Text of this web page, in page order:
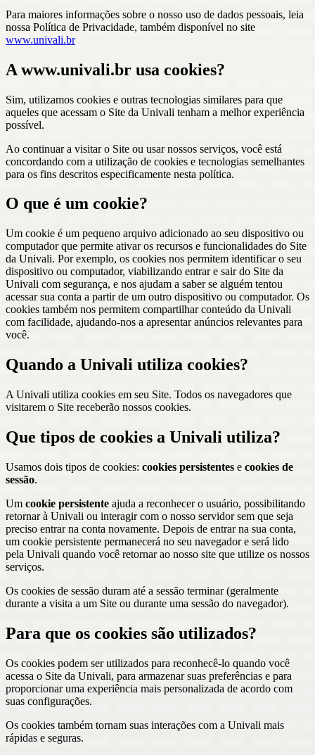
Para maiores informações sobre o nosso uso de dados pessoais, leia
nossa Política de Privacidade, também disponível no site
www.univali.br
A www.univali.br usa cookies?
Sim, utilizamos cookies e outras tecnologias similares para que
aqueles que acessam o Site da Univali tenham a melhor experiência
possível.
Ao continuar a visitar o Site ou usar nossos serviços, você está
concordando com a utilização de cookies e tecnologias semelhantes
para os fins descritos especificamente nesta política.
O que é um cookie?
Um cookie é um pequeno arquivo adicionado ao seu dispositivo ou
computador que permite ativar os recursos e funcionalidades do Site
da Univali. Por exemplo, os cookies nos permitem identificar o seu
dispositivo ou computador, viabilizando entrar e sair do Site da
Univali com segurança, e nos ajudam a saber se alguém tentou
acessar sua conta a partir de um outro dispositivo ou computador. Os
cookies também nos permitem compartilhar conteúdo da Univali
com facilidade, ajudando-nos a apresentar anúncios relevantes para
você.
Quando a Univali utiliza cookies?
A Univali utiliza cookies em seu Site. Todos os navegadores que
visitarem o Site receberão nossos cookies.
Que tipos de cookies a Univali utiliza?
Usamos dois tipos de cookies: cookies persistentes e cookies de
sessão.
Um cookie persistente ajuda a reconhecer o usuário, possibilitando
retornar à Univali ou interagir com o nosso servidor sem que seja
preciso entrar na conta novamente. Depois de entrar na sua conta,
um cookie persistente permanecerá no seu navegador e será lido
pela Univali quando você retornar ao nosso site que utilize os nossos
serviços.
Os cookies de sessão duram até a sessão terminar (geralmente
durante a visita a um Site ou durante uma sessão do navegador).
Para que os cookies são utilizados?
Os cookies podem ser utilizados para reconhecê-lo quando você
acessa o Site da Univali, para armazenar suas preferências e para
proporcionar uma experiência mais personalizada de acordo com
suas configurações.
Os cookies também tornam suas interações com a Univali mais
rápidas e seguras.